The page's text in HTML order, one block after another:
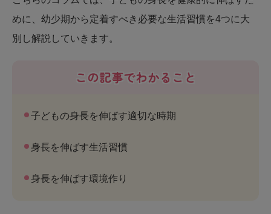
めに、幼少期から定着すべき必要な生活習慣を4つに大
別し解説していきます。
この記事でわかること
子どもの身長を伸ばす適切な時期
身長を伸ばす生活習慣
身長を伸ばす環境作り